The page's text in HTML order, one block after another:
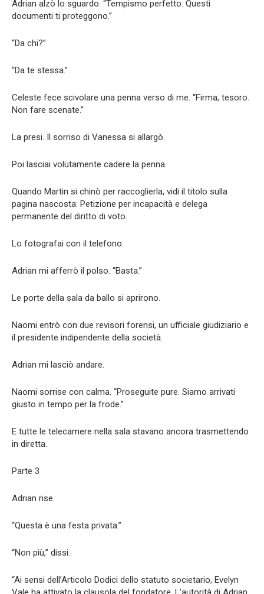
Adrian alzò lo sguardo. “Tempismo perfetto. Questi
documenti ti proteggono.”
“Da chi?”
“Da te stessa.”
Celeste fece scivolare una penna verso di me. “Firma, tesoro.
Non fare scenate.”
La presi. Il sorriso di Vanessa si allargò.
Poi lasciai volutamente cadere la penna.
Quando Martin si chinò per raccoglierla, vidi il titolo sulla
pagina nascosta: Petizione per incapacità e delega
permanente del diritto di voto.
Lo fotografai con il telefono.
Adrian mi afferrò il polso. “Basta.”
Le porte della sala da ballo si aprirono.
Naomi entrò con due revisori forensi, un ufficiale giudiziario e
il presidente indipendente della società.
Adrian mi lasciò andare.
Naomi sorrise con calma. “Proseguite pure. Siamo arrivati
giusto in tempo per la frode.”
E tutte le telecamere nella sala stavano ancora trasmettendo
in diretta.
Parte 3
Adrian rise.
“Questa è una festa privata.”
“Non più,” dissi.
“Ai sensi dell’Articolo Dodici dello statuto societario, Evelyn